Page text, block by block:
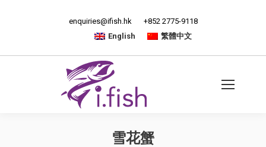
enquiries@ifish.hk
+852 2775-9118
English
繁體中文
雪花蟹